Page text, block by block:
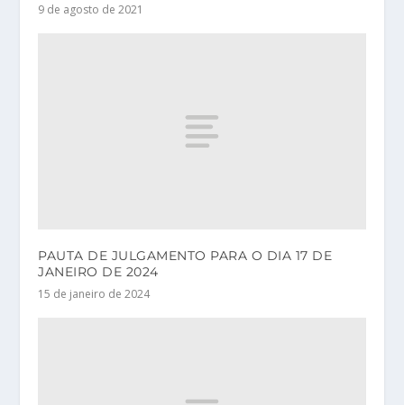
9 de agosto de 2021
PAUTA DE JULGAMENTO PARA O DIA 17 DE
JANEIRO DE 2024
15 de janeiro de 2024